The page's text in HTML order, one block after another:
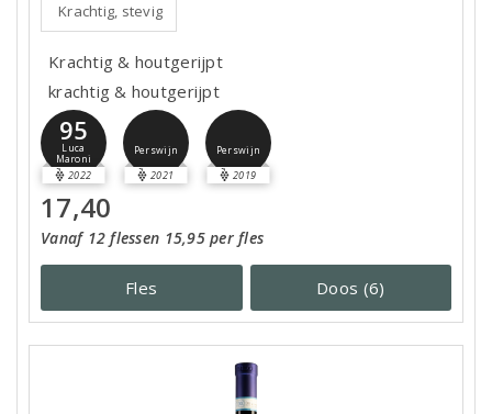
Krachtig, stevig
Krachtig & houtgerijpt
krachtig & houtgerijpt
95
Luca
Maroni
2022
Perswijn
2021
Perswijn
2019
17,40
Vanaf 12 flessen 15,95 per fles
Fles Doos (6)